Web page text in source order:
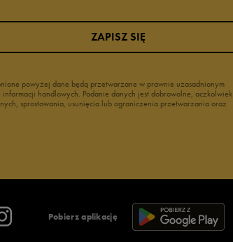
powyżej dane będą przetwarzane w prawnie uzasadnionym
handlowych. Podanie danych jest dobrowolne, aczkolwiek
sprostowania, usunięcia lub ograniczenia przetwarzania oraz
ZAPISZ SIĘ
Pobierz aplikację